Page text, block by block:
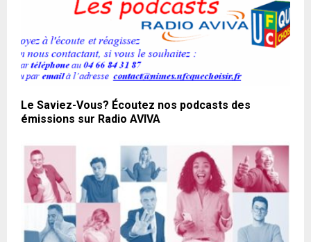
Le Saviez-Vous? Écoutez nos podcasts des
émissions sur Radio AVIVA